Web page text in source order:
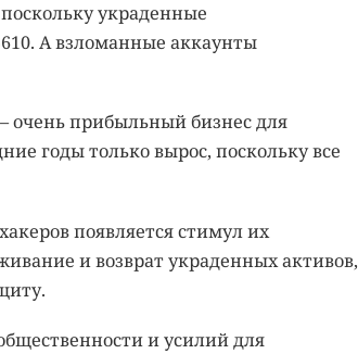
украденные
А взломанные аккаунты
очень прибыльный бизнес для
годы только вырос, поскольку все
появляется стимул их
и возврат украденных активов,
и усилий для